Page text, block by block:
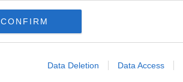
CONFIRM
Data Deletion Data Access